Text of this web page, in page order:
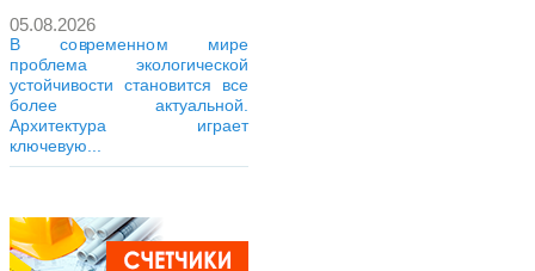
05.08.2026
В современном мире
проблема экологической
устойчивости становится все
более актуальной.
Архитектура играет
ключевую...